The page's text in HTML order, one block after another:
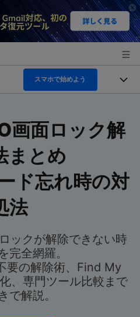
スマホで始めよう
ログイン
画面ロック解
まとめ
ド忘れ時の対
法
ックが解除できない時
完全網羅。
要の解除術、Find My
、専門ツール比較まで
で解説。